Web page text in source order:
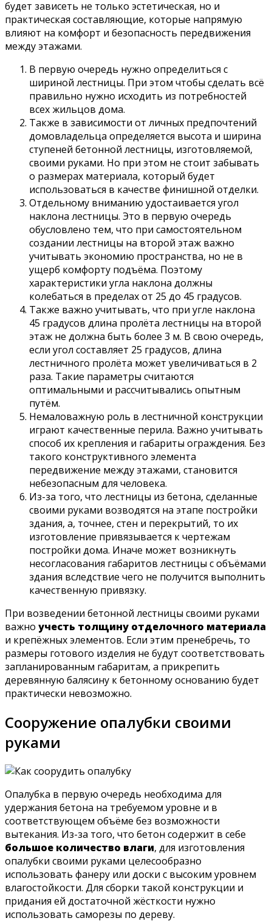
будет зависеть не только эстетическая, но и
практическая составляющие, которые напрямую
влияют на комфорт и безопасность передвижения
между этажами.
В первую очередь нужно определиться с
шириной лестницы. При этом чтобы сделать всё
правильно нужно исходить из потребностей
всех жильцов дома.
Также в зависимости от личных предпочтений
домовладельца определяется высота и ширина
ступеней бетонной лестницы, изготовляемой,
своими руками. Но при этом не стоит забывать
о размерах материала, который будет
использоваться в качестве финишной отделки.
Отдельному вниманию удостаивается угол
наклона лестницы. Это в первую очередь
обусловлено тем, что при самостоятельном
создании лестницы на второй этаж важно
учитывать экономию пространства, но не в
ущерб комфорту подъёма. Поэтому
характеристики угла наклона должны
колебаться в пределах от 25 до 45 градусов.
Также важно учитывать, что при угле наклона
45 градусов длина пролёта лестницы на второй
этаж не должна быть более 3 м. В свою очередь,
если угол составляет 25 градусов, длина
лестничного пролёта может увеличиваться в 2
раза. Такие параметры считаются
оптимальными и рассчитывались опытным
путём.
Немаловажную роль в лестничной конструкции
играют качественные перила. Важно учитывать
способ их крепления и габариты ограждения. Без
такого конструктивного элемента
передвижение между этажами, становится
небезопасным для человека.
Из-за того, что лестницы из бетона, сделанные
своими руками возводятся на этапе постройки
здания, а, точнее, стен и перекрытий, то их
изготовление привязывается к чертежам
постройки дома. Иначе может возникнуть
несогласования габаритов лестницы с объёмами
здания вследствие чего не получится выполнить
качественную привязку.
При возведении бетонной лестницы своими руками
важно учесть толщину отделочного материала
и крепёжных элементов. Если этим пренебречь, то
размеры готового изделия не будут соответствовать
запланированным габаритам, а прикрепить
деревянную балясину к бетонному основанию будет
практически невозможно.
Сооружение опалубки своими
руками
Опалубка в первую очередь необходима для
удержания бетона на требуемом уровне и в
соответствующем объёме без возможности
вытекания. Из-за того, что бетон содержит в себе
большое количество влаги, для изготовления
опалубки своими руками целесообразно
использовать фанеру или доски с высоким уровнем
влагостойкости. Для сборки такой конструкции и
придания ей достаточной жёсткости нужно
использовать саморезы по дереву.